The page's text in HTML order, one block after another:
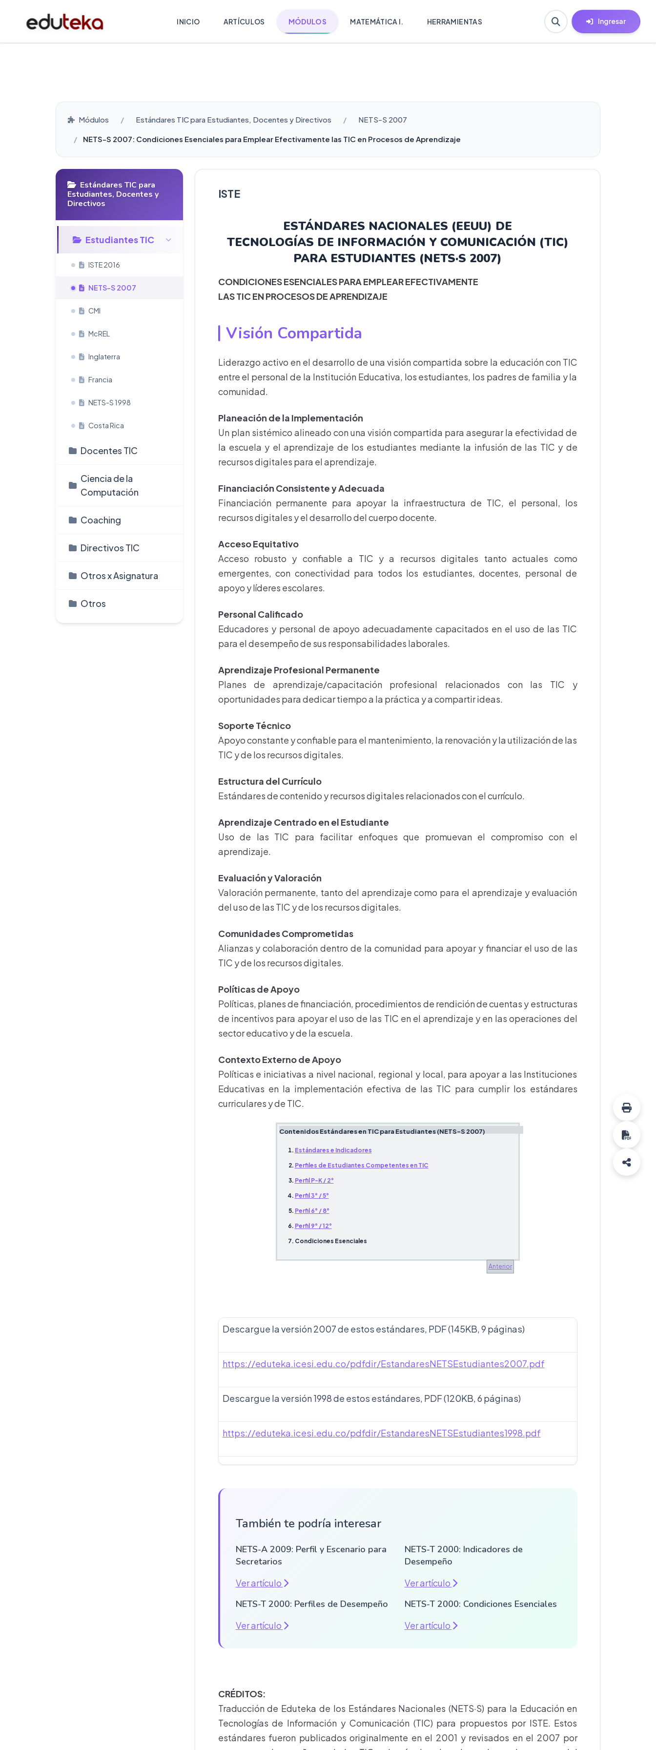
INICIO ARTÍCULOS MÓDULOS MATEMÁTICA I. HERRAMIENTAS Ingresar
Módulos Estándares TIC para Estudiantes, Docentes y Directivos NETS-S 2007
NETS-S 2007: Condiciones Esenciales para Emplear Efectivamente las TIC en Procesos de Aprendizaje
Estándares TIC para
Estudiantes, Docentes y
Directivos
Estudiantes TIC
ISTE 2016
NETS-S 2007
CMI
McREL
Inglaterra
Francia
NETS-S 1998
Costa Rica
Docentes TIC
Ciencia de la
Computación
Coaching
Directivos TIC
Otros x Asignatura
Otros
ISTE
ESTÁNDARES NACIONALES (EEUU) DE
TECNOLOGÍAS DE INFORMACIÓN Y COMUNICACIÓN (TIC)
PARA ESTUDIANTES (NETS·S 2007)
CONDICIONES ESENCIALES PARA EMPLEAREFECTIVAMENTE
LAS TIC EN PROCESOS DE APRENDIZAJE
Visión Compartida
Liderazgo activo en el desarrollo de una visión compartida sobre la educación con TIC
entre el personal de la Institución Educativa, los estudiantes, los padres de familia y la
comunidad.
Planeación de la Implementación
Un plan sistémico alineado con una visión compartida para asegurar la efectividad de
la escuela y el aprendizaje de los estudiantes mediante la infusión de las TIC y de
recursos digitales para el aprendizaje.
Financiación Consistente y Adecuada
Financiación permanente para apoyar la infraestructura de TIC, el personal, los
recursos digitales y el desarrollo del cuerpo docente.
Acceso Equitativo
Acceso robusto y confiable a TIC y a recursos digitales tanto actuales como
emergentes, con conectividad para todos los estudiantes, docentes, personal de
apoyo y líderes escolares.
Personal Calificado
Educadores y personal de apoyo adecuadamente capacitados en el uso de las TIC
para el desempeño de sus responsabilidades laborales.
Aprendizaje Profesional Permanente
Planes de aprendizaje/capacitación profesional relacionados con las TIC y
oportunidades para dedicar tiempo a la práctica y a compartir ideas.
Soporte Técnico
Apoyo constante y confiable para el mantenimiento, la renovación y la utilización de las
TIC y de los recursos digitales.
Estructura del Currículo
Estándares de contenido y recursos digitales relacionados con el currículo.
Aprendizaje Centrado en el Estudiante
Uso de las TIC para facilitar enfoques que promuevan el compromiso con el
aprendizaje.
Evaluación y Valoración
Valoración permanente, tanto del aprendizaje como para el aprendizaje y evaluación
del uso de las TIC y de los recursos digitales.
Comunidades Comprometidas
Alianzas y colaboración dentro de la comunidad para apoyar y financiar el uso de las
TIC y de los recursos digitales.
Políticas de Apoyo
Políticas, planes de financiación, procedimientos de rendición de cuentas y estructuras
de incentivos para apoyar el uso de las TIC en el aprendizaje y en las operaciones del
sector educativo y de la escuela.
Contexto Externo de Apoyo
Políticas e iniciativas a nivel nacional, regional y local, para apoyar a las Instituciones
Educativas en la implementación efectiva de las TIC para cumplir los estándares
curriculares y de TIC.
Contenidos Estándares en TIC para Estudiantes (NETS-S 2007)
Estándares e Indicadores
Perfiles de Estudiantes Competentes en TIC
Perfil P-K / 2°
Perfil 3° / 5°
Perfil 6° / 8°
Perfil 9° / 12°
Condiciones Esenciales
Anterior
Descargue la versión 2007 de estos estándares, PDF (145KB, 9 páginas)
https://eduteka.icesi.edu.co/pdfdir/EstandaresNETSEstudiantes2007.pdf
Descargue la versión 1998 de estos estándares, PDF (120KB, 6 páginas)
https://eduteka.icesi.edu.co/pdfdir/EstandaresNETSEstudiantes1998.pdf
También te podría interesar
NETS-A 2009: Perfil y Escenario para
Secretarios
Ver artículo
NETS-T 2000: Indicadores de
Desempeño
Ver artículo
NETS-T 2000: Perfiles de Desempeño
Ver artículo
NETS-T 2000: Condiciones Esenciales
Ver artículo
CRÉDITOS:
Traducción de Eduteka de los Estándares Nacionales (NETS·S) para la Educación en
Tecnologías de Información y Comunicación (TIC) para propuestos por ISTE. Estos
estándares fueron publicados originalmente en el 2001 y revisados en el 2007 por